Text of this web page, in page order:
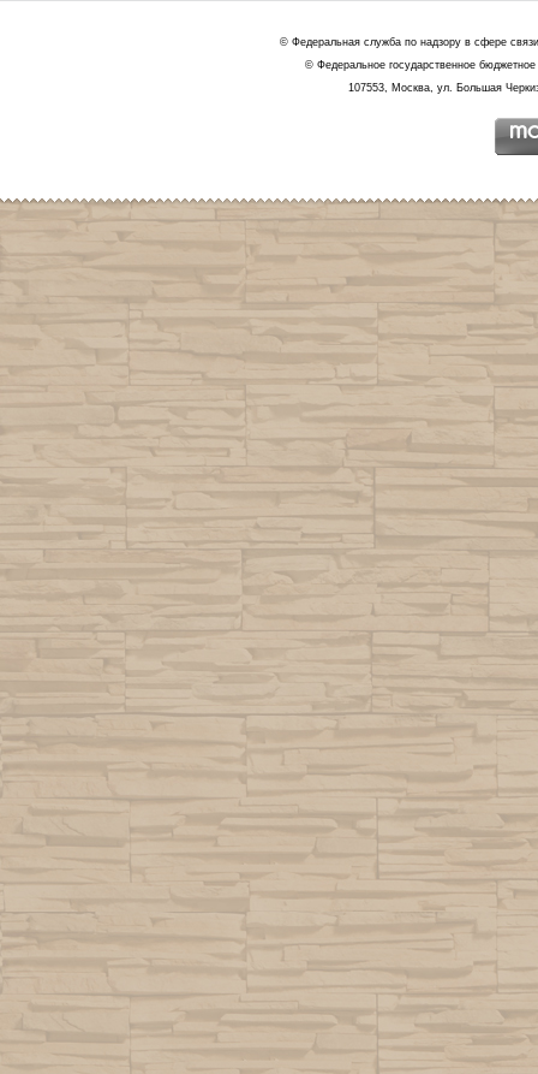
© Федеральная служба по надзору в сфере
© Федеральное государственное
107553, Москва, ул. Большая